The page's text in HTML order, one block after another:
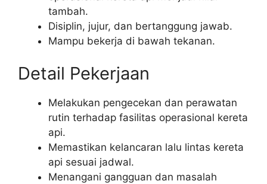
tambah.
Disiplin, jujur, dan bertanggung jawab.
Mampu bekerja di bawah tekanan.
Detail Pekerjaan
Melakukan pengecekan dan perawatan
rutin terhadap fasilitas operasional kereta
api.
Memastikan kelancaran lalu lintas kereta
api sesuai jadwal.
Menangani gangguan dan masalah